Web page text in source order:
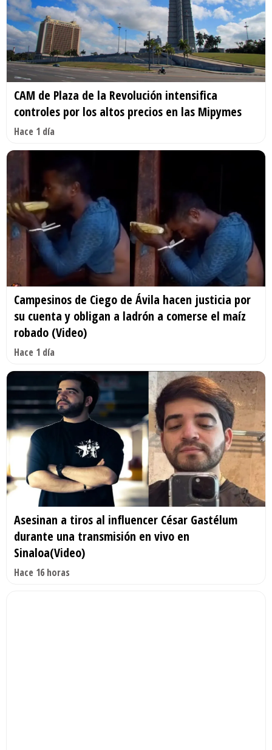
CAM de Plaza de la Revolución intensifica
controles por los altos precios en las Mipymes
Hace 1 día
Campesinos de Ciego de Ávila hacen justicia por
su cuenta y obligan a ladrón a comerse el maíz
robado (Video)
Hace 1 día
Asesinan a tiros al influencer César Gastélum
durante una transmisión en vivo en
Sinaloa(Video)
Hace 16 horas